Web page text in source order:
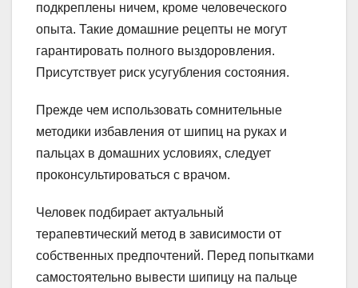
подкреплены ничем, кроме человеческого
опыта. Такие домашние рецепты не могут
гарантировать полного выздоровления.
Присутствует риск усугубления состояния.
Прежде чем использовать сомнительные
методики избавления от шипиц на руках и
пальцах в домашних условиях, следует
проконсультироваться с врачом.
Человек подбирает актуальный
терапевтический метод в зависимости от
собственных предпочтений. Перед попытками
самостоятельно вывести шипицу на пальце